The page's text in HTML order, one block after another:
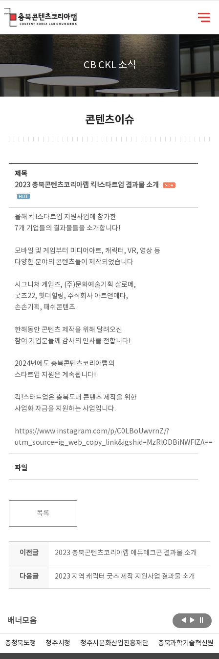
CB CKL 소식
콘텐츠이슈
제목
2023 충북콘텐츠코리아랩 킥!스타트업 결과물 소개
올해 킥!스타트업 지원사업에 참가한
7개 기업들의 결과물들을 소개합니다!
모바일 및 게임부터 미디어아트, 캐릭터, VR, 영상 등
다양한 분야의 콘텐츠들이 제작되었습니다
시그니처 게임즈, (주)문화예술기획 살로메,
굿즈22, 힛더힐링, 주식회사 아트앤메타,
손손기획, 패쉬콘텐츠
한해동안 콘텐츠 제작을 위해 달려오신
참여 기업분들께 감사의 인사를 전합니다!
2024년에도 충북콘텐츠코리아랩의
스타트업 지원은 계속됩니다!
킥!스타트업은 충북도내 콘텐츠 제작을 위한
사업화 자금을 지원하는 사업입니다.
https://www.instagram.com/p/C0LBoUwvrnZ/?
utm_source=ig_web_copy_link&igshid=MzRlODBiNWFlZA==
파일
목록
이전글 2023 충북콘텐츠코리아랩 에듀테크콘 결과물 소개
다음글 2023 지역 캐릭터 굿즈 제작 지원사업 결과물 소개
배너모음
충청북도청 청주시청 청주시문화산업진흥재단 충북과학기술혁신원